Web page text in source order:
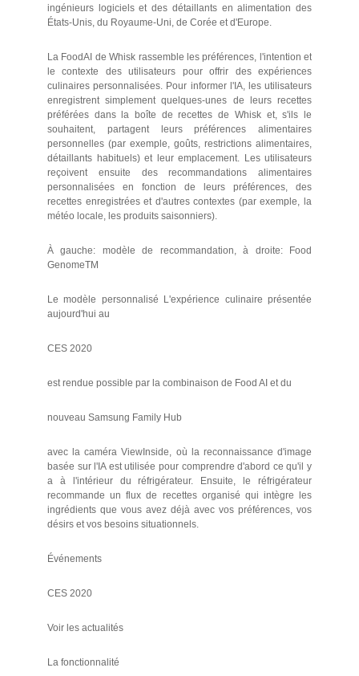
ingénieurs logiciels et des détaillants en alimentation des
États-Unis, du Royaume-Uni, de Corée et d'Europe.
La FoodAI de Whisk rassemble les préférences, l'intention et
le contexte des utilisateurs pour offrir des expériences
culinaires personnalisées. Pour informer l'IA, les utilisateurs
enregistrent simplement quelques-unes de leurs recettes
préférées dans la boîte de recettes de Whisk et, s'ils le
souhaitent, partagent leurs préférences alimentaires
personnelles (par exemple, goûts, restrictions alimentaires,
détaillants habituels) et leur emplacement. Les utilisateurs
reçoivent ensuite des recommandations alimentaires
personnalisées en fonction de leurs préférences, des
recettes enregistrées et d'autres contextes (par exemple, la
météo locale, les produits saisonniers).
À gauche: modèle de recommandation, à droite: Food
GenomeTM
Le modèle personnalisé L'expérience culinaire présentée
aujourd'hui au
CES 2020
est rendue possible par la combinaison de Food AI et du
nouveau Samsung Family Hub
avec la caméra ViewInside, où la reconnaissance d'image
basée sur l'IA est utilisée pour comprendre d'abord ce qu'il y
a à l'intérieur du réfrigérateur. Ensuite, le réfrigérateur
recommande un flux de recettes organisé qui intègre les
ingrédients que vous avez déjà avec vos préférences, vos
désirs et vos besoins situationnels.
Événements
CES 2020
Voir les actualités
La fonctionnalité